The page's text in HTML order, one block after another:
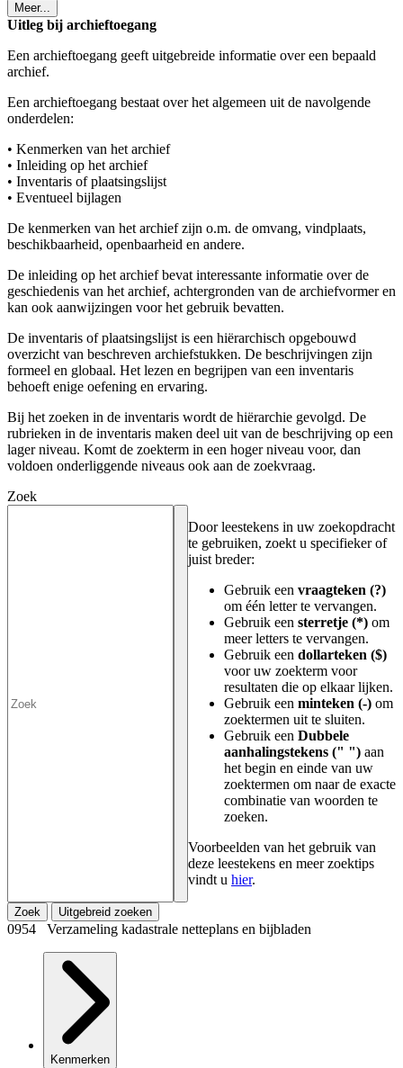
Meer...
Uitleg bij archieftoegang
Een archieftoegang geeft uitgebreide informatie over een bepaald
archief.
Een archieftoegang bestaat over het algemeen uit de navolgende
onderdelen:
• Kenmerken van het archief
• Inleiding op het archief
• Inventaris of plaatsingslijst
• Eventueel bijlagen
De kenmerken van het archief zijn o.m. de omvang, vindplaats,
beschikbaarheid, openbaarheid en andere.
De inleiding op het archief bevat interessante informatie over de
geschiedenis van het archief, achtergronden van de archiefvormer en
kan ook aanwijzingen voor het gebruik bevatten.
De inventaris of plaatsingslijst is een hiërarchisch opgebouwd
overzicht van beschreven archiefstukken. De beschrijvingen zijn
formeel en globaal. Het lezen en begrijpen van een inventaris
behoeft enige oefening en ervaring.
Bij het zoeken in de inventaris wordt de hiërarchie gevolgd. De
rubrieken in de inventaris maken deel uit van de beschrijving op een
lager niveau. Komt de zoekterm in een hoger niveau voor, dan
voldoen onderliggende niveaus ook aan de zoekvraag.
Zoek
Door leestekens in uw zoekopdracht
te gebruiken, zoekt u specifieker of
juist breder:
Gebruik een vraagteken (?)
om één letter te vervangen.
Gebruik een sterretje (*) om
meer letters te vervangen.
Gebruik een dollarteken ($)
voor uw zoekterm voor
resultaten die op elkaar lijken.
Gebruik een minteken (-) om
zoektermen uit te sluiten.
Gebruik een Dubbele
aanhalingstekens (" ") aan
het begin en einde van uw
zoektermen om naar de exacte
combinatie van woorden te
zoeken.
Voorbeelden van het gebruik van
deze leestekens en meer zoektips
vindt u hier.
Zoek Uitgebreid zoeken
0954 Verzameling kadastrale netteplans en bijbladen
Kenmerken